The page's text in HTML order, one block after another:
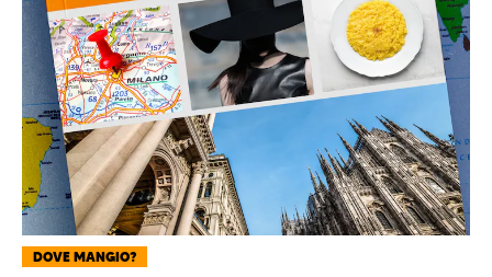
DOVE MANGIO?